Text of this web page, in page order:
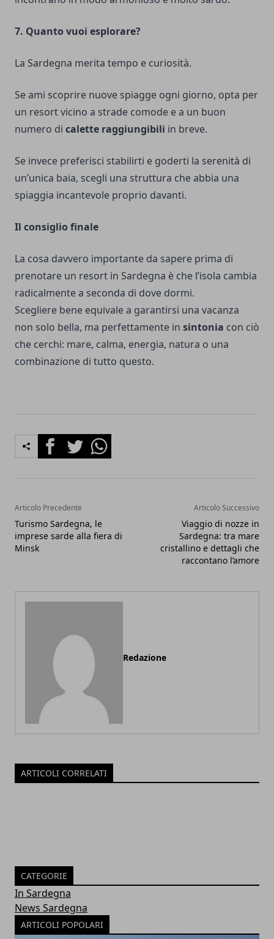
7. Quanto vuoi esplorare?
La Sardegna merita tempo e curiosità.
Se ami scoprire nuove spiagge ogni giorno, opta per
un resort vicino a strade comode e a un buon
numero di calette raggiungibili in breve.
Se invece preferisci stabilirti e goderti la serenità di
un’unica baia, scegli una struttura che abbia una
spiaggia incantevole proprio davanti.
Il consiglio finale
La cosa davvero importante da sapere prima di
prenotare un resort in Sardegna è che l’isola cambia
radicalmente a seconda di dove dormi.
Scegliere bene equivale a garantirsi una vacanza
non solo bella, ma perfettamente in sintonia con ciò
che cerchi: mare, calma, energia, natura o una
combinazione di tutto questo.
FacebookTwitterWhatsapp
Articolo Precedente
Turismo Sardegna, le
imprese sarde alla fiera di
Minsk
Articolo Successivo
Viaggio di nozze in
Sardegna: tra mare
cristallino e dettagli che
raccontano l’amore
Redazione
ARTICOLI CORRELATI
CATEGORIE
In Sardegna
News Sardegna
ARTICOLI POPOLARI